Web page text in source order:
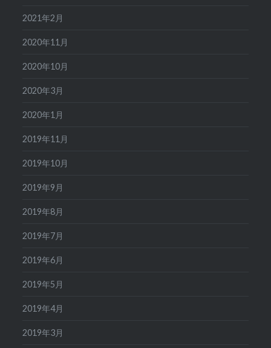
2021年2月
2020年11月
2020年10月
2020年3月
2020年1月
2019年11月
2019年10月
2019年9月
2019年8月
2019年7月
2019年6月
2019年5月
2019年4月
2019年3月